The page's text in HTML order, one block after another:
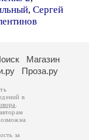
, Сергей
Магазин
Проза.ру
в
за